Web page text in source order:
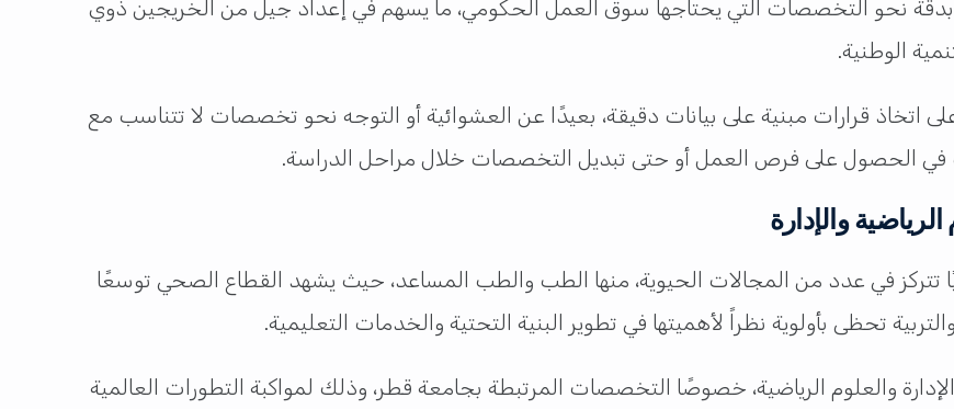
بدقة نحو التخصصات التي يحتاجها سوق العمل الحكومي، ما يسهم في إعداد جيل من الخريجين ذوي
الوطنية.
اتخاذ قرارات مبنية على بيانات دقيقة، بعيدًا عن العشوائية أو التوجه نحو تخصصات لا تتناسب مع
في الحصول على فرص العمل أو حتى تبديل التخصصات خلال مراحل الدراسة.
والإدارة
في عدد من المجالات الحيوية، منها الطب والطب المساعد، حيث يشهد القطاع الصحي توسعًا
تحظى بأولوية نظراً لأهميتها في تطوير البنية التحتية والخدمات التعليمية.
والعلوم الرياضية، خصوصًا التخصصات المرتبطة بجامعة قطر، وذلك لمواكبة التطورات العالمية